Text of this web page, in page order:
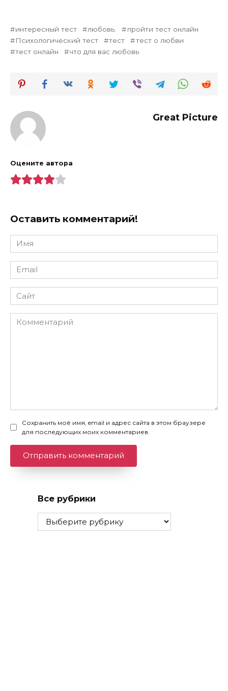
интересный тест любовь.
пройти тест онлайн
Психологический тест
тест
тест о любви
тест онлайн
что для вас любовь
Great Picture
Оцените автора
Оставить комментарий!
Имя
*
Email
*
Сайт
Комментарий
Сохранить моё имя, email и адрес сайта в этом браузере
для последующих моих комментариев.
Все рубрики
Все
рубрики